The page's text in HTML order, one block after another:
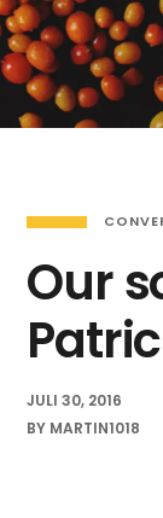
Our
JULI 30, 2016
BY MARTIN1018